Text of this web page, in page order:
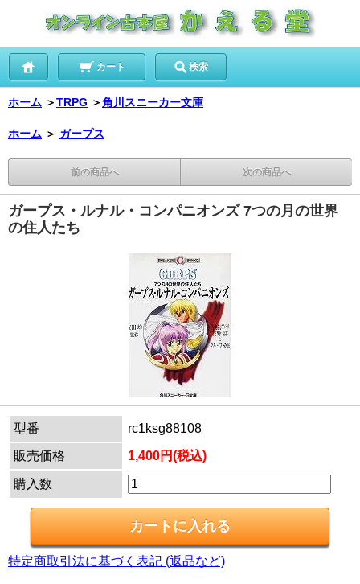
カート 検索
ホーム ＞TRPG ＞角川スニーカー文庫
ホーム ＞ ガープス
前の商品へ 次の商品へ
ガープス・ルナル・コンパニオンズ 7つの月の世界
の住人たち
型番
rc1ksg88108
販売価格
1,400円(税込)
購入数
特定商取引法に基づく表記 (返品など)